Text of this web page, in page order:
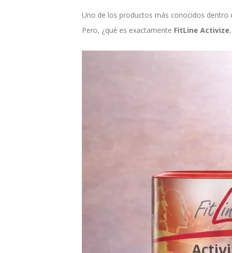
Uno de los productos más conocidos dentro
Pero, ¿qué es exactamente FitLine Activize